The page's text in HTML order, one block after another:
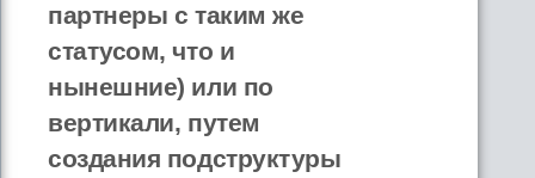
партнеры с таким же
статусом, что и
нынешние) или по
вертикали, путем
создания подструктуры